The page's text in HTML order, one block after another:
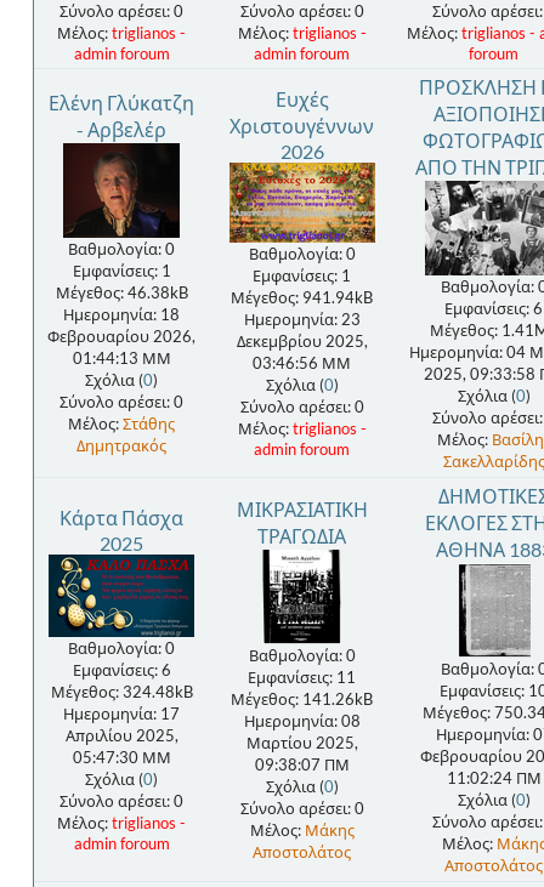
Σύνολο αρέσει: 0
Μέλος:triglianos -
admin foroum
Σύνολο αρέσει: 0
Μέλος:triglianos -
admin foroum
Σύνολο
Μέλος:triglianos -
foroum
Ελένη Γλύκατζη
- Αρβελέρ
Βαθμολογία: 0
Εμφανίσεις: 1
Μέγεθος: 46.38kB
Ημερομηνία: 18
Φεβρουαρίου 2026,
01:44:13 ΜΜ
Σχόλια (0)
Σύνολο αρέσει: 0
Μέλος:Στάθης
Δημητρακός
Ευχές
Χριστουγέννων
2026
Βαθμολογία: 0
Εμφανίσεις: 1
Μέγεθος: 941.94kB
Ημερομηνία: 23
Δεκεμβρίου 2025,
03:46:56 ΜΜ
Σχόλια (0)
Σύνολο αρέσει: 0
Μέλος:triglianos -
admin foroum
ΠΡΟΣΚΛΗΣΗ
ΑΠΟ ΤΗΝ
Βαθμολογία:
Εμφανίσεις: 6
Μέγεθος:
Ημερομηνία: 04
2025, 09:33:58
Σχόλια (0)
Σύνολο
Μέλος:
Σακελλαρίδης
Κάρτα Πάσχα
2025
Βαθμολογία: 0
Εμφανίσεις: 6
Μέγεθος: 324.48kB
Ημερομηνία: 17
Απριλίου 2025,
05:47:30 ΜΜ
Σχόλια (0)
Σύνολο αρέσει: 0
Μέλος:triglianos -
admin foroum
ΜΙΚΡΑΣΙΑΤΙΚΗ
ΤΡΑΓΩΔΙΑ
Βαθμολογία: 0
Εμφανίσεις: 11
Μέγεθος: 141.26kB
Ημερομηνία: 08
Μαρτίου 2025,
09:38:07 ΠΜ
Σχόλια (0)
Σύνολο αρέσει: 0
Μέλος: Μάκης
Αποστολάτος
ΕΚΛΟΓΕΣ
ΑΘΗΝΑ
Βαθμολογία:
Εμφανίσεις:
Μέγεθος:
Ημερομηνία:
Φεβρουαρίου
11:02:24 ΠΜ
Σχόλια (0)
Σύνολο
Μέλος:
Αποστολάτος